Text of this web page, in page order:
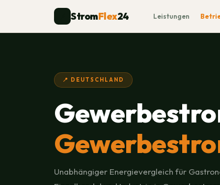
StromFlex24 Leistungen
📍 DEUTSCHLAND
Unabhängiger Energievergleich für